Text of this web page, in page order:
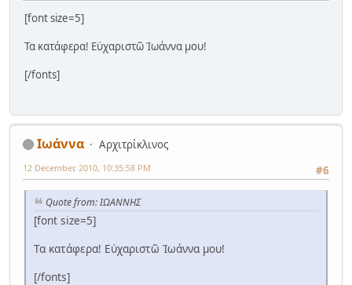
[font size=5]
Τα κατάφερα! Εὐχαριστῶ Ἰωάννα μου!
[/fonts]
Ιωάννα
Αρχιτρίκλινος
#6
12 December, 2010, 10:35:58 PM
Quote from: ΙΩΑΝΝΗΣ
[font size=5]
Τα κατάφερα! Εὐχαριστῶ Ἰωάννα μου!
[/fonts]